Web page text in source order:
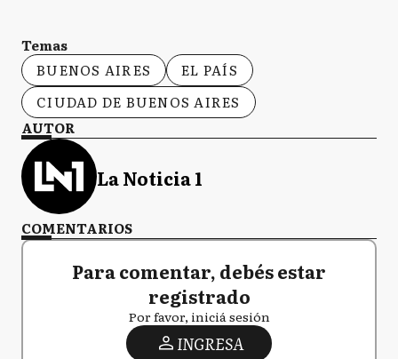
Temas
BUENOS AIRES
EL PAÍS
CIUDAD DE BUENOS AIRES
AUTOR
La Noticia 1
COMENTARIOS
Para comentar, debés estar
registrado
Por favor, iniciá sesión
INGRESA